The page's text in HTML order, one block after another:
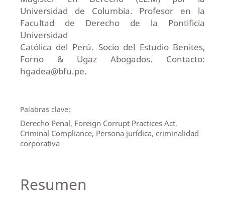
Universidad de Columbia. Profesor en la
Facultad de Derecho de la Pontificia
Universidad
Católica del Perú. Socio del Estudio Benites,
Forno & Ugaz Abogados. Contacto:
hgadea@bfu.pe.
Palabras clave:
Derecho Penal, Foreign Corrupt Practices Act,
Criminal Compliance, Persona jurídica, criminalidad
corporativa
Resumen